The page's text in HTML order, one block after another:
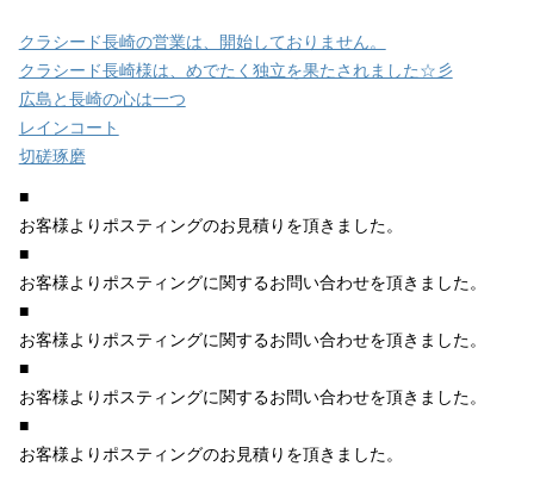
クラシード長崎の営業は、開始しておりません。
クラシード長崎様は、めでたく独立を果たされました☆彡
広島と長崎の心は一つ
レインコート
切磋琢磨
■
お客様よりポスティングのお見積りを頂きました。
■
お客様よりポスティングに関するお問い合わせを頂きました。
■
お客様よりポスティングに関するお問い合わせを頂きました。
■
お客様よりポスティングに関するお問い合わせを頂きました。
■
お客様よりポスティングのお見積りを頂きました。